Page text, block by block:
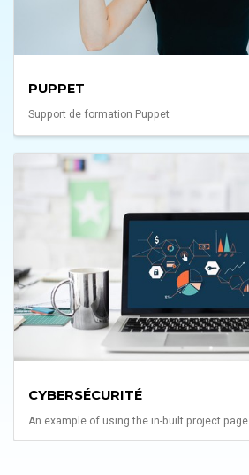
PUPPET
Support de formation Puppet
CYBERSÉCURITÉ
An example of using the in-built project page.